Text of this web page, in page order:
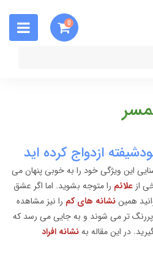
0
این ویژگی خود را به خوبی پنهان می
از علائم را متوجه بشوید. اما اگر عشق
همیننشانه های کم را نیز مشاهده
پررنگ تر می شوند و به جایی می رسد که
در این مقاله بهنشانه افراد